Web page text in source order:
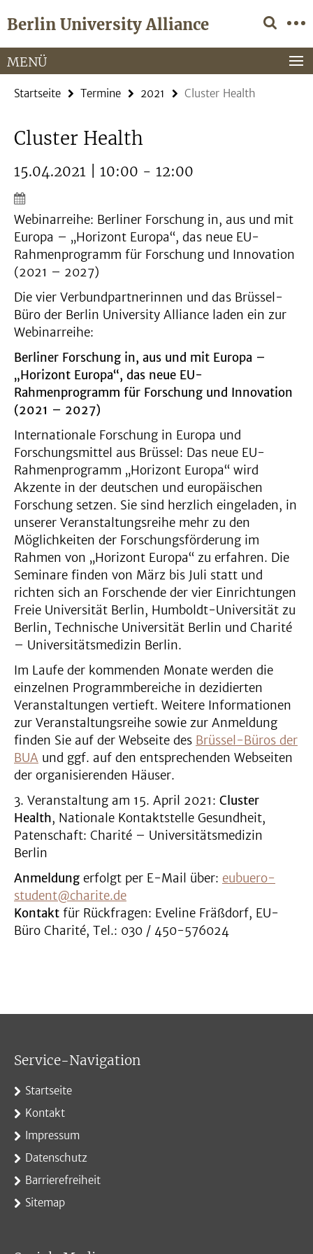
direkt
Inhalt
Berlin University Alliance
Service-
Navigation
MENÜ
Startseite Termine 2021 Cluster Health
Cluster Health
15.04.2021 | 10:00 - 12:00
Webinarreihe: Berliner Forschung in, aus und mit
Europa – „Horizont Europa“, das neue EU-
Rahmenprogramm für Forschung und Innovation
(2021 – 2027)
Die vier Verbundpartnerinnen und das Brüssel-
Büro der Berlin University Alliance laden ein zur
Webinarreihe:
Berliner Forschung in, aus und mit Europa –
„Horizont Europa“, das neue EU-
Rahmenprogramm für Forschung und Innovation
(2021 – 2027)
Internationale Forschung in Europa und
Forschungsmittel aus Brüssel: Das neue EU-
Rahmenprogramm „Horizont Europa“ wird
Akzente in der deutschen und europäischen
Forschung setzen. Sie sind herzlich eingeladen, in
unserer Veranstaltungsreihe mehr zu den
Möglichkeiten der Forschungsförderung im
Rahmen von „Horizont Europa“ zu erfahren. Die
Seminare finden von März bis Juli statt und
richten sich an Forschende der vier Einrichtungen
Freie Universität Berlin, Humboldt-Universität zu
Berlin, Technische Universität Berlin und Charité
– Universitätsmedizin Berlin.
Im Laufe der kommenden Monate werden die
einzelnen Programmbereiche in dezidierten
Veranstaltungen vertieft. Weitere Informationen
zur Veranstaltungsreihe sowie zur Anmeldung
finden Sie auf der Webseite des Brüssel-Büros der
BUA und ggf. auf den entsprechenden Webseiten
der organisierenden Häuser.
3. Veranstaltung am 15. April 2021: Cluster
Health, Nationale Kontaktstelle Gesundheit,
Patenschaft: Charité – Universitätsmedizin
Berlin
Anmeldung erfolgt per E-Mail über: eubuero-
student@charite.de
Kontakt für Rückfragen: Eveline Fräßdorf, EU-
Büro Charité, Tel.: 030 / 450-576024
Service-Navigation
Startseite
Kontakt
Impressum
Datenschutz
Barrierefreiheit
Sitemap